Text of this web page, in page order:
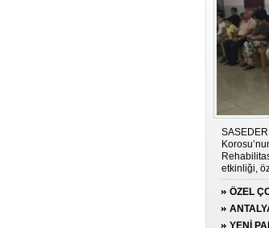
etkinliği,
duygu
ÖZEL
YENİ